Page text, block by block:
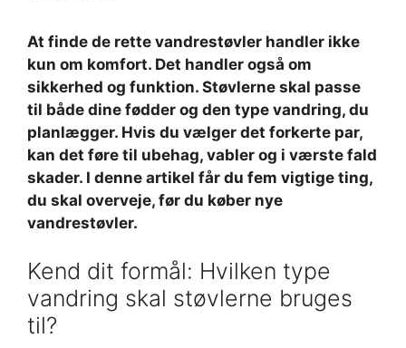
At finde de rette vandrestøvler handler ikke
kun om komfort. Det handler også om
sikkerhed og funktion. Støvlerne skal passe
til både dine fødder og den type vandring, du
planlægger. Hvis du vælger det forkerte par,
kan det føre til ubehag, vabler og i værste fald
skader. I denne artikel får du fem vigtige ting,
du skal overveje, før du køber nye
vandrestøvler.
Kend dit formål: Hvilken type
vandring skal støvlerne bruges
til?